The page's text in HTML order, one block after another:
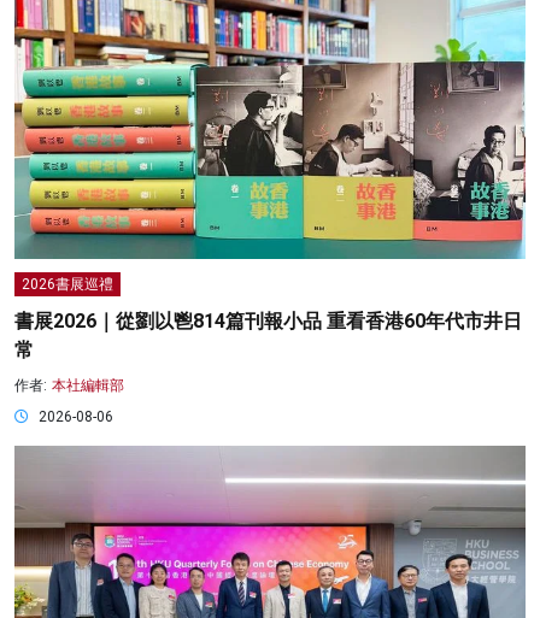
2026書展巡禮
書展2026｜從劉以鬯814篇刊報小品 重看香港60年代市井日
常
作者: 本社編輯部
2026-08-06